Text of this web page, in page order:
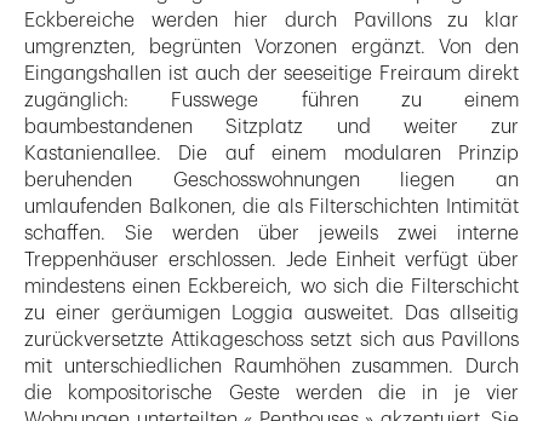
Eckbereiche werden hier durch Pavillons zu klar
umgrenzten, begrünten Vorzonen ergänzt. Von den
Eingangshallen ist auch der seeseitige Freiraum direkt
zugänglich: Fusswege führen zu einem
baumbestandenen Sitzplatz und weiter zur
Kastanienallee. Die auf einem modularen Prinzip
beruhenden Geschosswohnungen liegen an
umlaufenden Balkonen, die als Filterschichten Intimität
schaffen. Sie werden über jeweils zwei interne
Treppenhäuser erschlossen. Jede Einheit verfügt über
mindestens einen Eckbereich, wo sich die Filterschicht
zu einer geräumigen Loggia ausweitet. Das allseitig
zurückversetzte Attikageschoss setzt sich aus Pavillons
mit unterschiedlichen Raumhöhen zusammen. Durch
die kompositorische Geste werden die in je vier